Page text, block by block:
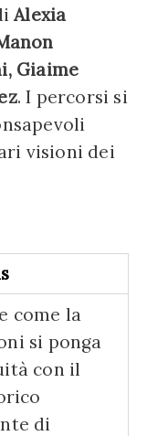
Alexia
Giaime
. I percorsi si
visioni dei
come la
si ponga
con il
di